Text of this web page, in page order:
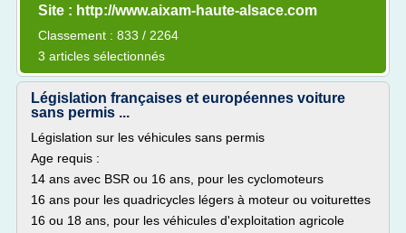
Site : http://www.aixam-haute-alsace.com
Classement : 833 / 2264
3 articles sélectionnés
Législation françaises et européennes voiture
sans permis ...
Législation sur les véhicules sans permis
Age requis :
14 ans avec BSR ou 16 ans, pour les cyclomoteurs
16 ans pour les quadricycles légers à moteur ou voiturettes
16 ou 18 ans, pour les véhicules d'exploitation agricole